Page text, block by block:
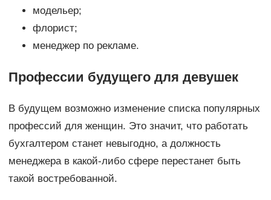
модельер;
флорист;
менеджер по рекламе.
Профессии будущего для девушек
В будущем возможно изменение списка популярных
профессий для женщин. Это значит, что работать
бухгалтером станет невыгодно, а должность
менеджера в какой-либо сфере перестанет быть
такой востребованной.